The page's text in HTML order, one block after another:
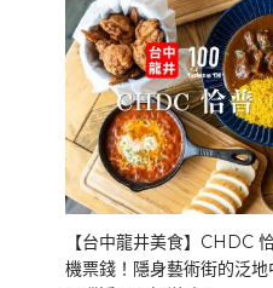
【台中龍井美食】CHDC
機票錢！隱身藝術街的泛